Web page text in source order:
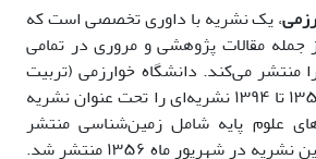
، یک نشریه با داوری تخصصی است که
جمله مقالات پژوهشی و مروری در تمامی
منتشر می‌کند. دانشگاه خوارزمی (تربیت
معلم سابق) از سال ۱۳۵۶ تا ۱۳۹۴ نشریه‌ای را تحت عنوان نشریه
علوم پایه شامل زمین‌شناسی منتشر
اولین شماره این نشریه در شهریور ماه ۱۳۵۶ منتشر شد.